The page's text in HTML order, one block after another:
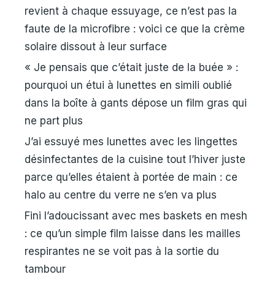
revient à chaque essuyage, ce n’est pas la
faute de la microfibre : voici ce que la crème
solaire dissout à leur surface
« Je pensais que c’était juste de la buée » :
pourquoi un étui à lunettes en simili oublié
dans la boîte à gants dépose un film gras qui
ne part plus
J’ai essuyé mes lunettes avec les lingettes
désinfectantes de la cuisine tout l’hiver juste
parce qu’elles étaient à portée de main : ce
halo au centre du verre ne s’en va plus
Fini l’adoucissant avec mes baskets en mesh
: ce qu’un simple film laisse dans les mailles
respirantes ne se voit pas à la sortie du
tambour